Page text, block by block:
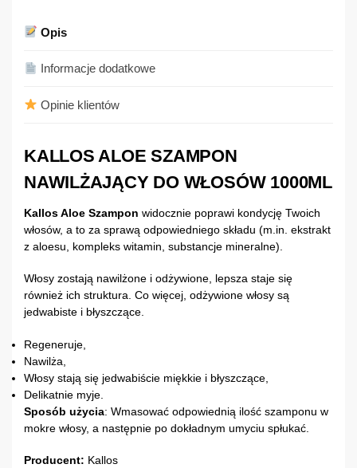
Opis
Informacje dodatkowe
Opinie klientów
KALLOS ALOE SZAMPON
NAWILŻAJĄCY DO WŁOSÓW 1000ML
Kallos Aloe Szampon widocznie poprawi kondycję Twoich
włosów, a to za sprawą odpowiedniego składu (m.in. ekstrakt
z aloesu, kompleks witamin, substancje mineralne).
Włosy zostają nawilżone i odżywione, lepsza staje się
również ich struktura. Co więcej, odżywione włosy są
jedwabiste i błyszczące.
Regeneruje,
Nawilża,
Włosy stają się jedwabiście miękkie i błyszczące,
Delikatnie myje.
Sposób użycia: Wmasować odpowiednią ilość szamponu w
mokre włosy, a następnie po dokładnym umyciu spłukać.
Producent: Kallos